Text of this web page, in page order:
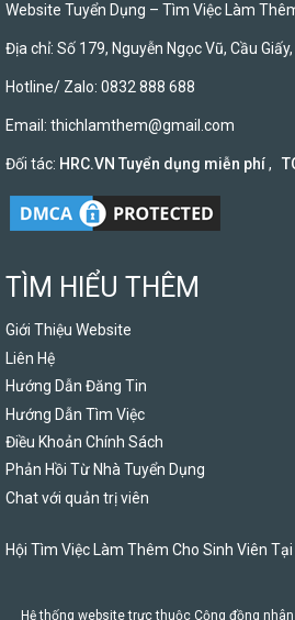
Website Tuyển Dụng – Tìm Việc Làm
Địa chỉ: Số 179, Nguyễn Ngọc Vũ, Cầu Giấy,
Hotline/ Zalo: 0832 888 688
Email: thichlamthem@gmail.com
Đối tác: HRC.VN Tuyển dụng miễn phí,
TÌM HIỂU THÊM
Giới Thiệu Website
Liên Hệ
Hướng Dẫn Đăng Tin
Hướng Dẫn Tìm Việc
Điều Khoản Chính Sách
Phản Hồi Từ Nhà Tuyển Dụng
Chat với quản trị viên
Hội Tìm Việc Làm Thêm Cho Sinh Viên Tại
Hệ thống website trực thuộc Cộng đồng